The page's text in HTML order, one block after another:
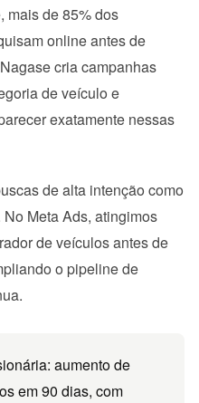
mais de 85% dos
online antes de
cria campanhas
de veículo e
exatamente nessas
de alta intenção como
Meta Ads, atingimos
de veículos antes de
o pipeline de
aumento de
em 90 dias, com